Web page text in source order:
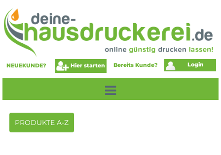
NEUEKUNDE? Hier starten Bereits Kunde? Login
Toggle
navigation
PRODUKTE A-Z